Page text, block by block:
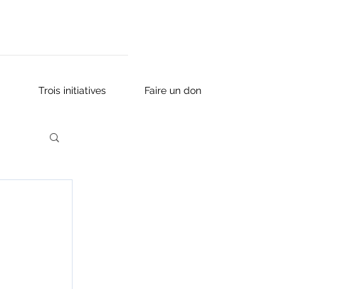
Trois initiatives Faire un don